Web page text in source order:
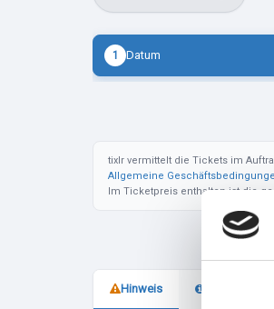
1 Datum
tixlr vermittelt die Tickets im
Allgemeine
Im Ticketpreis enthalten ist die
Hinweis